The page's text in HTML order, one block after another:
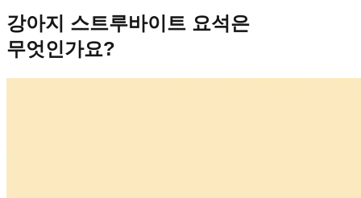
강아지 스트루바이트 요석은
무엇인가요?